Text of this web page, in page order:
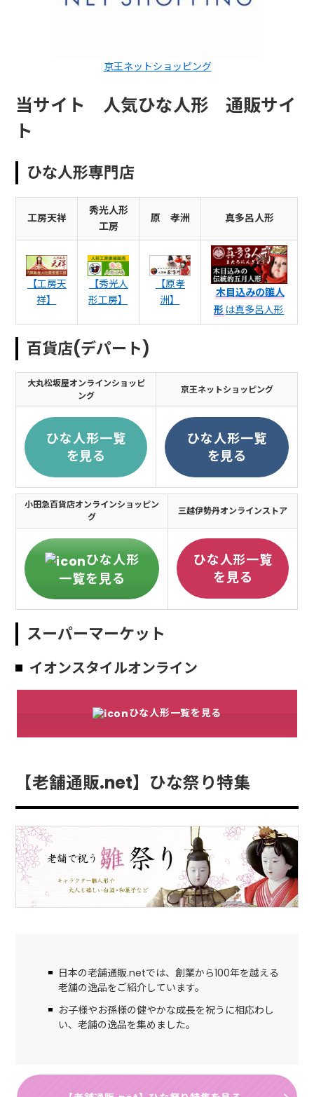
京王ネットショッピング
当サイト 人気ひな人形 通販サイ
ト
ひな人形専門店
工房天祥
秀光人形
工房
原 孝洲 真多呂人形
【工房天
祥】
【秀光人
形工房】
【原孝
洲】
木目込みの雛人
形は真多呂人形
百貨店(デパート)
大丸松坂屋オンラインショッピ
ング
京王ネットショッピング
ひな人形一覧
を見る
ひな人形一覧
を見る
小田急百貨店オンラインショッピン
グ
三越伊勢丹オンラインストア
ひな人形
一覧を見る
ひな人形一覧
を見る
スーパーマーケット
イオンスタイルオンライン
ひな人形一覧を見る
【老舗通販.net】ひな祭り特集
日本の老舗通販.netでは、創業から100年を越える
老舗の逸品をご紹介しています。
お子様やお孫様の健やかな成長を祝うに相応わし
い、老舗の逸品を集めました。